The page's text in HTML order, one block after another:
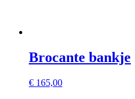
Brocante bankje
€ 165,00